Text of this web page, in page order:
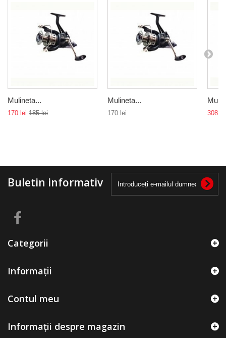
Mulineta...
170 lei 185 lei
Mulineta...
170 lei 308 lei
Buletin informativ
Categorii
Informații
Contul meu
Informații despre magazin